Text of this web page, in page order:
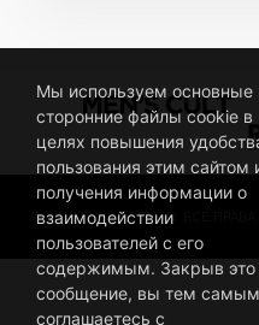
© 2019 BUSINESSMAN. ВСЕ
Мы используем основные
сторонние файлы cookie в
целях повышения
пользования этим сайтом
получения информации о
взаимодействии
пользователей с его
содержимым. Закрыв это
сообщение, вы тем самым
соглашаетесь с